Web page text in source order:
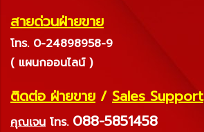
สายด่วนฝ่ายขาย
โทร. 0-24898958-9
( แผนกออนไลน์ )
ติดต่อ ฝ่ายขาย / Sales Support
คุณเจน โทร. 088-5851458